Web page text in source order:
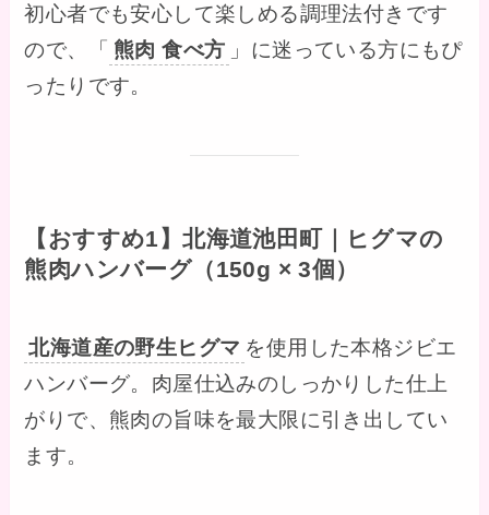
初心者でも安心して楽しめる調理法付きです
ので、「 熊肉 食べ方 」に迷っている方にもぴ
ったりです。
【おすすめ1】北海道池田町｜ヒグマの
熊肉ハンバーグ（150g × 3個）
北海道産の野生ヒグマ を使用した本格ジビエ
ハンバーグ。肉屋仕込みのしっかりした仕上
がりで、熊肉の旨味を最大限に引き出してい
ます。